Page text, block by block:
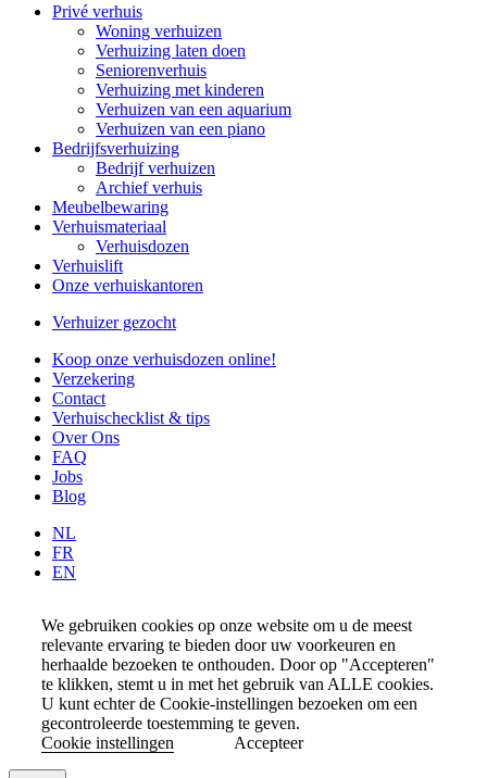
Privé verhuis
Woning verhuizen
Verhuizing laten doen
Seniorenverhuis
Verhuizing met kinderen
Verhuizen van een aquarium
Verhuizen van een piano
Bedrijfsverhuizing
Bedrijf verhuizen
Archief verhuis
Meubelbewaring
Verhuismateriaal
Verhuisdozen
Verhuislift
Onze verhuiskantoren
Verhuizer gezocht
Koop onze verhuisdozen online!
Verzekering
Contact
Verhuischecklist & tips
Over Ons
FAQ
Jobs
Blog
NL
FR
EN
We gebruiken cookies op onze website om u de meest
relevante ervaring te bieden door uw voorkeuren en
herhaalde bezoeken te onthouden. Door op "Accepteren"
te klikken, stemt u in met het gebruik van ALLE cookies.
U kunt echter de Cookie-instellingen bezoeken om een
gecontroleerde toestemming te geven.
Cookie instellingen
Accepteer